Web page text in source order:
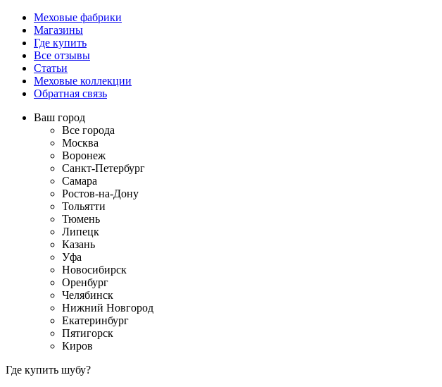
Меховые фабрики
Магазины
Где купить
Все отзывы
Статьи
Меховые коллекции
Обратная связь
Ваш город
Все города
Москва
Воронеж
Санкт-Петербург
Самара
Ростов-на-Дону
Тольятти
Тюмень
Липецк
Казань
Уфа
Новосибирск
Оренбург
Челябинск
Нижний Новгород
Екатеринбург
Пятигорск
Киров
Где купить шубу?